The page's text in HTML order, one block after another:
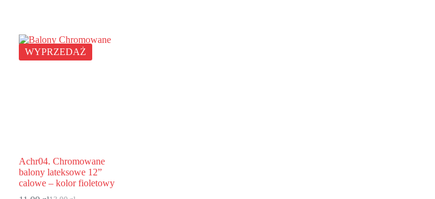
WYPRZEDAŻ
Achr04. Chromowane
balony lateksowe 12”
calowe – kolor fioletowy